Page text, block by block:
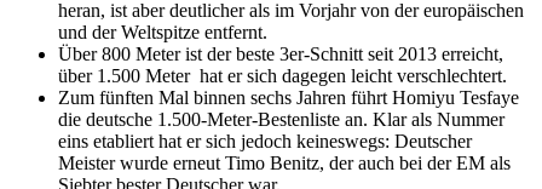
heran, ist aber deutlicher als im Vorjahr von der europäischen
und der Weltspitze entfernt.
Über 800 Meter ist der beste 3er-Schnitt seit 2013 erreicht,
über 1.500 Meter hat er sich dagegen leicht verschlechtert.
Zum fünften Mal binnen sechs Jahren führt Homiyu Tesfaye
die deutsche 1.500-Meter-Bestenliste an. Klar als Nummer
eins etabliert hat er sich jedoch keineswegs: Deutscher
Meister wurde erneut Timo Benitz, der auch bei der EM als